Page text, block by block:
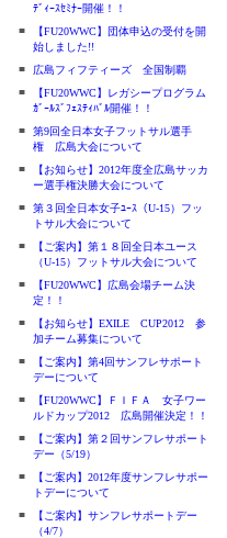
ﾃﾞｨｰｽｾﾐﾅｰ開催！！
■
【FU20WWC】団体申込の受付を開
始しました!!
■
広島フィフティーズ 全国制覇
■
【FU20WWC】レガシープログラム
ｶﾞｰﾙｽﾞﾌｪｽﾃｨﾊﾞﾙ開催！！
■
第9回全日本女子フットサル選手
権 広島大会について
■
【お知らせ】2012年度全広島サッカ
ー選手権決勝大会について
■
第３回全日本女子ﾕｰｽ（U-15）フッ
トサル大会について
■
【ご案内】第１８回全日本ユース
（U-15）フットサル大会について
■
【FU20WWC】広島会場チーム決
定！！
■
【お知らせ】EXILE CUP2012 参
加チーム募集について
■
【ご案内】第4回サンフレサポート
デーについて
■
【FU20WWC】ＦＩＦＡ 女子ワー
ルドカップ2012 広島開催決定！！
■
【ご案内】第２回サンフレサポート
デー（5/19）
■
【ご案内】2012年度サンフレサポー
トデーについて
■
【ご案内】サンフレサポートデー
（4/7）